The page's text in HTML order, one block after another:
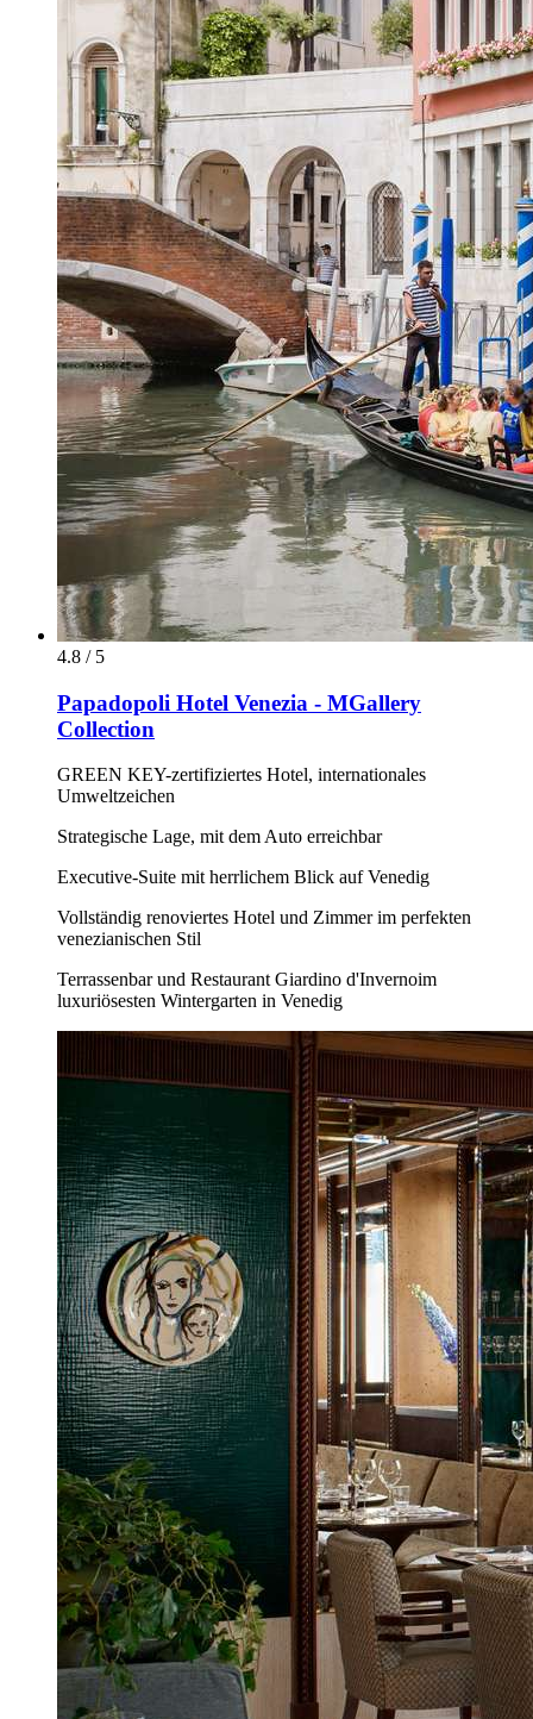
4.8 / 5
Papadopoli Hotel Venezia - MGallery
Collection
GREEN KEY-zertifiziertes Hotel, internationales
Umweltzeichen
Strategische Lage, mit dem Auto erreichbar
Executive-Suite mit herrlichem Blick auf Venedig
Vollständig renoviertes Hotel und Zimmer im perfekten
venezianischen Stil
Terrassenbar und Restaurant Giardino d'Invernoim
luxuriösesten Wintergarten in Venedig